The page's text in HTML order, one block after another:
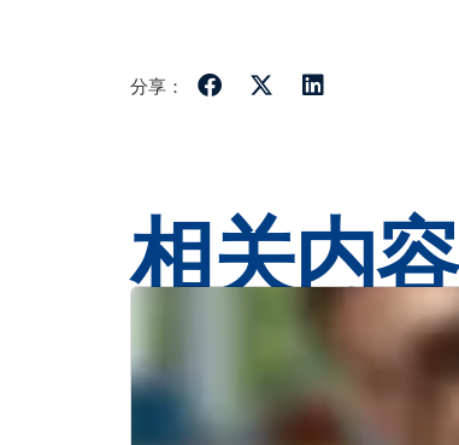
分享：
相关内容